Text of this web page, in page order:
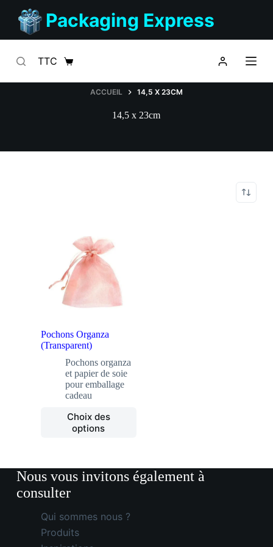
contenu
Packaging Express
Panier
TTC
ACCUEIL 14,5 X 23CM
14,5 x 23cm
Pochons Organza
(Transparent)
Pochons organza
et papier de soie
pour emballage
cadeau
Choix des
options
Les
options
peuvent
être
choisies
sur
la
page
Qui sommes nous ?
Produits